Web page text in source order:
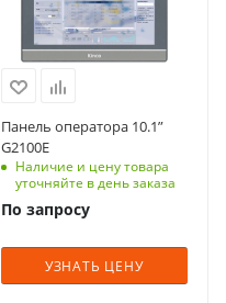
Панель оператора 10.1”
G2100E
Наличие и цену товара
уточняйте в день заказа
По запросу
УЗНАТЬ ЦЕНУ